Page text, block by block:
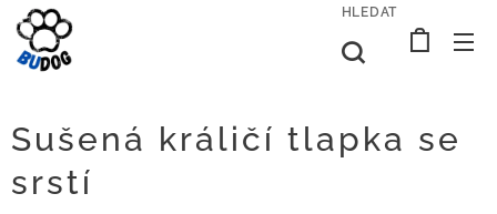
HLEDAT
Sušená králičí tlapka se
srstí